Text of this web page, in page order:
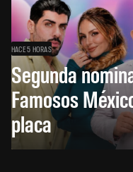
HACE 5 HORAS
Segunda
Famosos
placa